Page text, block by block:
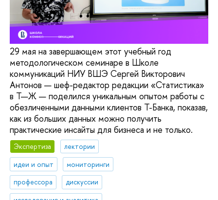
29 мая на завершающем этот учебный год
методологическом семинаре в Школе
коммуникаций НИУ ВШЭ Сергей Викторович
Антонов — шеф-редактор редакции «Статистика»
в Т—Ж — поделился уникальным опытом работы с
обезличенными данными клиентов Т-Банка, показав,
как из больших данных можно получить
практические инсайты для бизнеса и не только.
Экспертиза
лектории
идеи и опыт
мониторинги
профессора
дискуссии